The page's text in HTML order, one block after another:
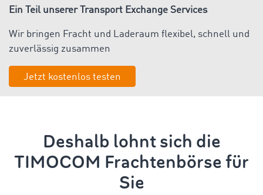
Ein Teil unserer Transport Exchange Services
Wir bringen Fracht und Laderaum flexibel, schnell und
zuverlässig zusammen
Jetzt kostenlos testen
Deshalb lohnt sich die
TIMOCOM Frachtenbörse für
Sie